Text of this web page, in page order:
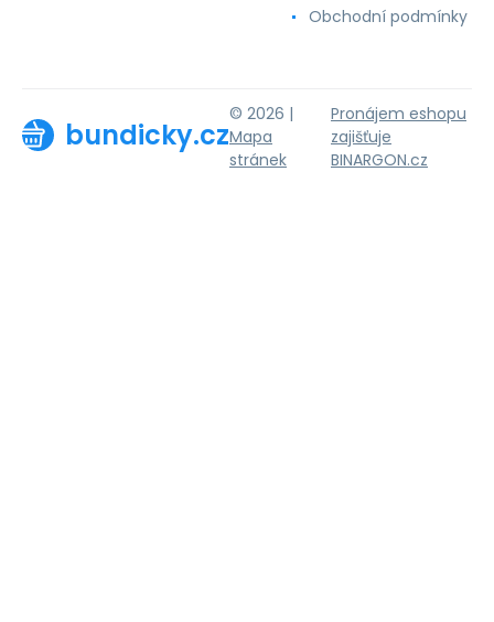
Obchodní podmínky
bundicky.cz
© 2026 |
Mapa
stránek
Pronájem eshopu
zajišťuje
BINARGON.cz